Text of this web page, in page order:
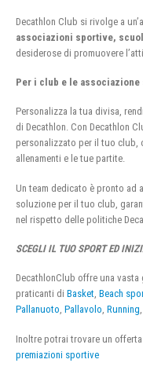
Decathlon Club si rivolge a
associazioni sportive,
desiderose di promuovere
Per i club e le
Personalizza la tua divisa,
di Decathlon. Con Decathlon
personalizzato per il tuo club,
allenamenti e le tue partite.
Un team dedicato è pronto
soluzione per il tuo club,
nel rispetto delle politiche
SCEGLI IL TUO SPORT ED
DecathlonClub offre una
praticanti di Basket, Beach
Pallanuoto, Pallavolo, Running,
Inoltre potrai trovare un
premiazioni sportive